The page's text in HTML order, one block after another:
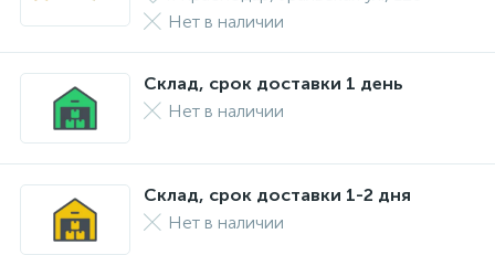
Нет в наличии
Склад, срок доставки 1 день
Нет в наличии
Склад, срок доставки 1-2 дня
Нет в наличии